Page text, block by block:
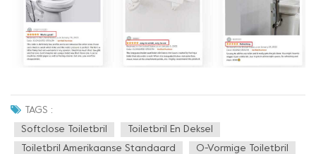
TAGS :
Softclose Toiletbril Toiletbril En Deksel
Toiletbril Amerikaanse Standaard O-Vormige Toiletbril